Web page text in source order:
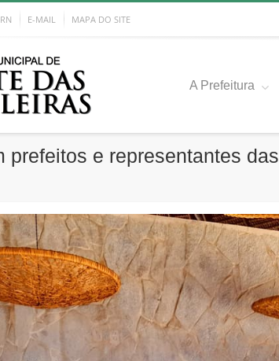
E-MAIL MAPA DO SITE
A Prefeitura
prefeitos e representantes das